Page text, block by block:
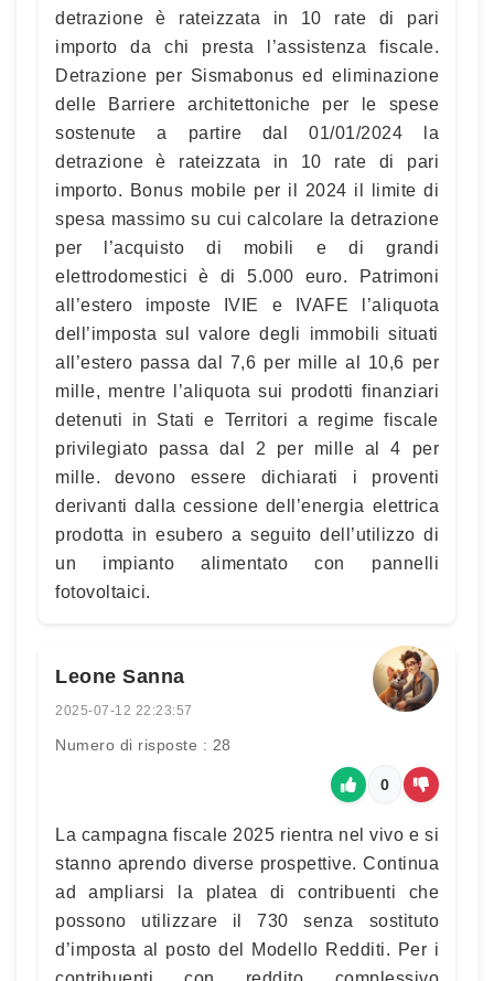
detrazione è rateizzata in 10 rate di pari
importo da chi presta l’assistenza fiscale.
Detrazione per Sismabonus ed eliminazione
delle Barriere architettoniche per le spese
sostenute a partire dal 01/01/2024 la
detrazione è rateizzata in 10 rate di pari
importo. Bonus mobile per il 2024 il limite di
spesa massimo su cui calcolare la detrazione
per l’acquisto di mobili e di grandi
elettrodomestici è di 5.000 euro. Patrimoni
all’estero imposte IVIE e IVAFE l’aliquota
dell’imposta sul valore degli immobili situati
all’estero passa dal 7,6 per mille al 10,6 per
mille, mentre l’aliquota sui prodotti finanziari
detenuti in Stati e Territori a regime fiscale
privilegiato passa dal 2 per mille al 4 per
mille. devono essere dichiarati i proventi
derivanti dalla cessione dell’energia elettrica
prodotta in esubero a seguito dell’utilizzo di
un impianto alimentato con pannelli
fotovoltaici.
Leone Sanna
2025-07-12 22:23:57
Numero di risposte : 28
0
La campagna fiscale 2025 rientra nel vivo e si
stanno aprendo diverse prospettive. Continua
ad ampliarsi la platea di contribuenti che
possono utilizzare il 730 senza sostituto
d’imposta al posto del Modello Redditi. Per i